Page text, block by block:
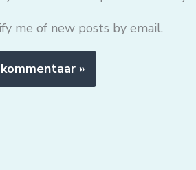
me of new posts by email.